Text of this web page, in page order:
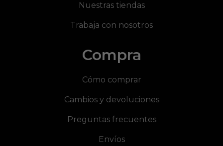
Nuestras tiendas
Trabaja con nosotros
Compra
Cómo comprar
Cambios y devoluciones
Preguntas frecuentes
Envíos